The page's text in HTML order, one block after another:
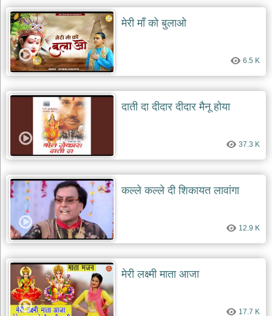
मेरी माँ को बुलाओ
6.5 K
दाती दा दीदार दीदार मैनू होया
37.3 K
कल्ले कल्ले दी शिकायत लावांगा
12.9 K
मेरी लक्ष्मी माता आजा
17.7 K